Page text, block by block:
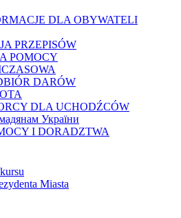
DLA OBYWATELI
PRZEPISÓW
POMOCY
DARÓW
DLA UCHODŹCÓW
України
I DORADZTWA
Miasta